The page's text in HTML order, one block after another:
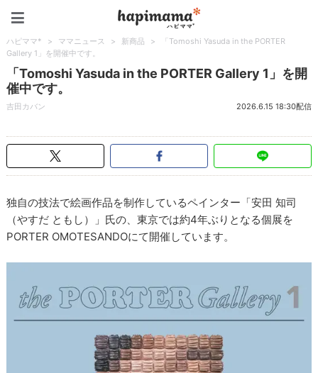
ハピママ* > ママニュース > 新商品 >
「Tomoshi Yasuda in the PORTER
Gallery 1」を開催中です。
「Tomoshi Yasuda in the PORTER Gallery 1」を開
催中です。
吉田カバン 2026.6.15 18:30配信
独自の技法で絵画作品を制作しているペインター「安田 知司
（やすだ ともし）」氏の、東京では約4年ぶりとなる個展を
PORTER OMOTESANDOにて開催しています。